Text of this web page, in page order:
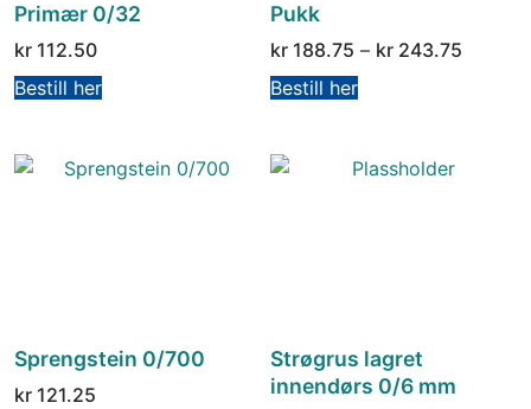
Primær 0/32
kr 112.50
Bestill her
Pukk
kr 188.75 – kr 243.75
Bestill her
Sprengstein 0/700
kr 121.25
Strøgrus lagret
innendørs 0/6 mm